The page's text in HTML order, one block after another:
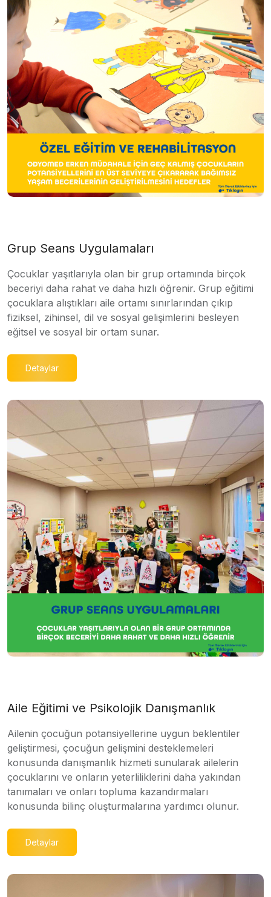
Grup Seans Uygulamaları
Çocuklar yaşıtlarıyla olan bir grup ortamında birçok
beceriyi daha rahat ve daha hızlı öğrenir. Grup eğitimi
çocuklara alıştıkları aile ortamı sınırlarından çıkıp
fiziksel, zihinsel, dil ve sosyal gelişimlerini besleyen
eğitsel ve sosyal bir ortam sunar.
Detaylar
Aile Eğitimi ve Psikolojik Danışmanlık
Ailenin çocuğun potansiyellerine uygun beklentiler
geliştirmesi, çocuğun gelişmini desteklemeleri
konusunda danışmanlık hizmeti sunularak ailelerin
çocuklarını ve onların yeterliliklerini daha yakından
tanımaları ve onları topluma kazandırmaları
konusunda bilinç oluşturmalarına yardımcı olunur.
Detaylar